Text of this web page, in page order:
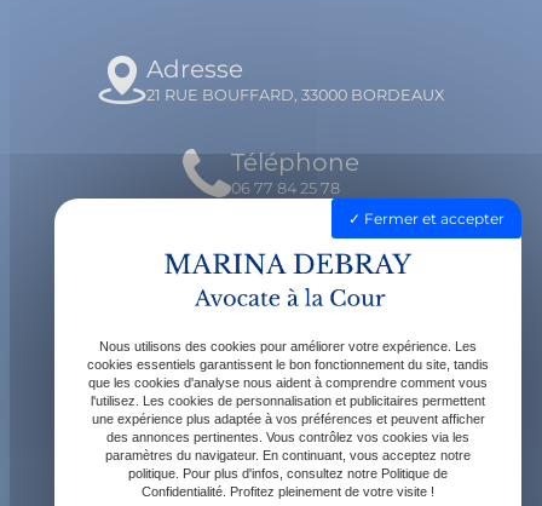
Adresse
21 RUE BOUFFARD, 33000 BORDEAUX
Téléphone
06 77 84 25 78
Email
contact@avocatdebray.fr
Horaires
Lundi - Vendredi : 9h - 19h
Fermer et accepter
Nous utilisons des cookies pour améliorer votre expérience. Les
cookies essentiels garantissent le bon fonctionnement du site, tandis
que les cookies d'analyse nous aident à comprendre comment vous
l'utilisez. Les cookies de personnalisation et publicitaires permettent
une expérience plus adaptée à vos préférences et peuvent afficher
des annonces pertinentes. Vous contrôlez vos cookies via les
paramètres du navigateur. En continuant, vous acceptez notre
politique. Pour plus d'infos, consultez notre Politique de
Confidentialité. Profitez pleinement de votre visite !